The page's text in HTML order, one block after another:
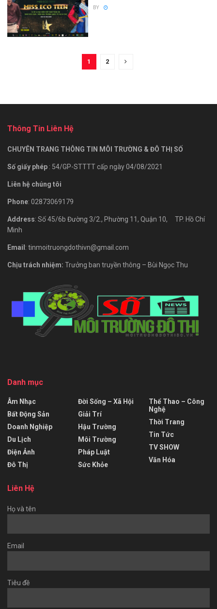
BY
1 2
Thông Tin Liên Hệ
CHUYÊN TRANG THÔNG TIN MÔI TRƯỜNG & ĐÔ THỊ SỐ
Số giấy phép : 54/GP-STTTT cấp ngày 04/08/2021
Liên hệ chúng tôi
Phone: 02873069179
Address: Số 45/6b Đường 3/2., Phường 11, Quận 10, TP. Hồ Chí
Minh
Email : tinmoitruongdothivn@gmail.com
Chịu trách nhiệm: Trưởng ban truyền thông – Bùi Ngọc Thu
Danh mục
Âm Nhạc
Bất Động Sản
Doanh Nghiệp
Du Lịch
Điện Ảnh
Đô Thị
Đời Sống – Xã Hội
Giải Trí
Hậu Trường
Môi Trường
Pháp Luật
Sức Khỏe
Thể Thao – Công
Nghệ
Thời Trang
Tin Tức
TV SHOW
Văn Hóa
Liên Hệ
Họ và tên
Email
Tiêu đề